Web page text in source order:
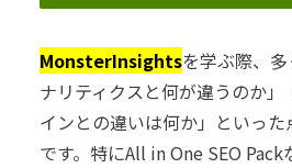
MonsterInsightsを学ぶ際、
ナリティクスと何が違うのか
インとの違いは何か」といっ
です。特にAll in One SEO